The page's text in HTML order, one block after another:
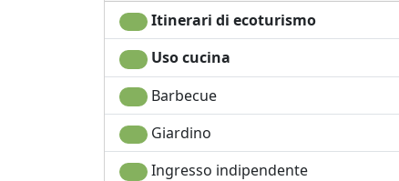
Itinerari di ecoturismo
Uso cucina
Barbecue
Giardino
Ingresso indipendente